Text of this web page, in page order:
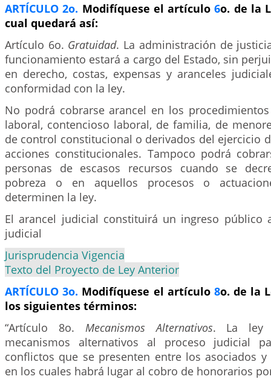
ARTÍCULO 2o. Modifíquese el artículo6o. de la
cual quedará así:
Artículo 6o. Gratuidad. La administración de
funcionamiento estará a cargo del Estado, sin
en derecho, costas, expensas y aranceles
conformidad con la ley.
No podrá cobrarse arancel en los
laboral, contencioso laboral, de familia, de
de control constitucional o derivados del ejercicio
acciones constitucionales. Tampoco podrá
personas de escasos recursos cuando se
pobreza o en aquellos procesos o
determinen la ley.
El arancel judicial constituirá un ingreso público
judicial
Jurisprudencia Vigencia
Texto del Proyecto de Ley Anterior
ARTÍCULO 3o. Modifíquese el artículo 8o. de la
los siguientes términos:
“Artículo 8o. Mecanismos Alternativos. La ley
mecanismos alternativos al proceso judicial
conflictos que se presenten entre los asociados y
en los cuales habrá lugar al cobro de honorarios